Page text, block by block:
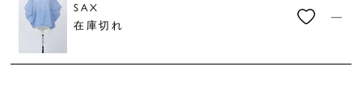
SAX
在庫切れ
—